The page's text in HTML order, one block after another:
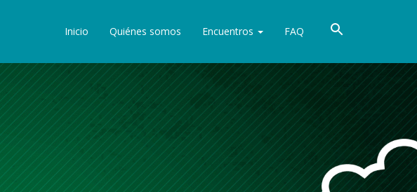
Inicio Quiénes somos Encuentros FAQ